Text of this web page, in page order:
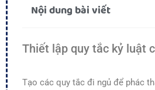
Nội dung bài viết
Thiết lập quy tắc kỷ luật
Tạo các quy tắc đi ngủ để phác